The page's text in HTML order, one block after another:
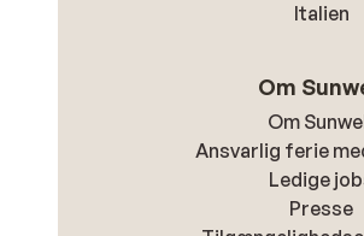
Italien
Om
Om
Ansvarlig ferie
Ledige
Presse